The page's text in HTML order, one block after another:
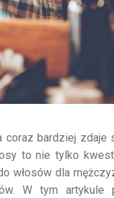
coraz bardziej zdaje
to nie tylko
włosów dla
W tym artykule